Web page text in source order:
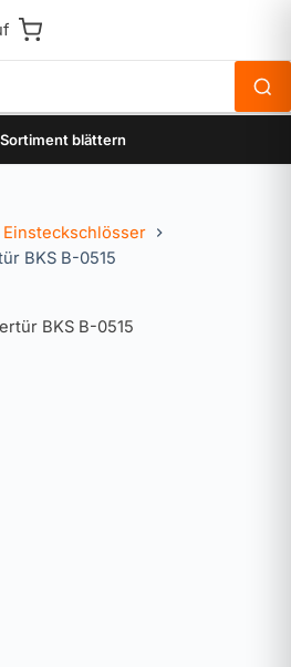
blättern
Einsteckschlösser
BKS B-0515